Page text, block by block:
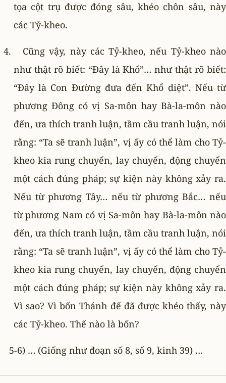
tọa cột trụ được đóng sâu, khéo chôn sâu, này
các Tỷ-kheo.
Cũng vậy, này các Tỷ-kheo, nếu Tỷ-kheo nào
như thật rõ biết: “Ðây là Khổ”… như thật rõ biết:
“Ðây là Con Ðường đưa đến Khổ diệt”. Nếu từ
phương Ðông có vị Sa-môn hay Bà-la-môn nào
đến, ưa thích tranh luận, tầm cầu tranh luận, nói
rằng: “Ta sẽ tranh luận”, vị ấy có thể làm cho Tỷ-
kheo kia rung chuyển, lay chuyển, động chuyển
một cách đúng pháp; sự kiện này không xảy ra.
Nếu từ phương Tây… nếu từ phương Bắc… nếu
từ phương Nam có vị Sa-môn hay Bà-la-môn nào
đến, ưa thích tranh luận, tầm cầu tranh luận, nói
rằng: “Ta sẽ tranh luận”, vị ấy có thể làm cho Tỷ-
kheo kia rung chuyển, lay chuyển, động chuyển
một cách đúng pháp; sự kiện này không xảy ra.
Vì sao? Vì bốn Thánh đế đã được khéo thấy, này
các Tỷ-kheo. Thế nào là bốn?
5-6) … (Giống như đoạn số 8, số 9, kinh 39) …